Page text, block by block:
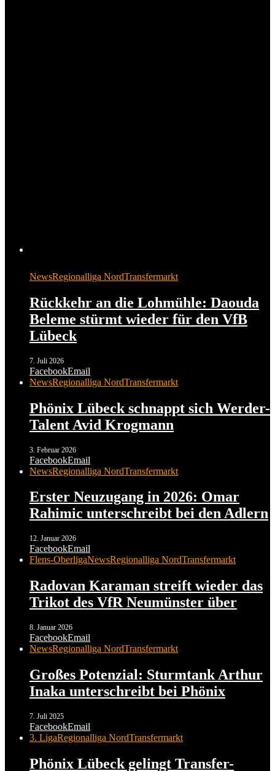
NewsRegionalliga NordTransfermarkt
Rückkehr an die Lohmühle: Daouda
Beleme stürmt wieder für den VfB
Lübeck
7. Juli 2026
FacebookEmail
NewsRegionalliga NordTransfermarkt
Phönix Lübeck schnappt sich Werder-
Talent Avid Krogmann
3. Februar 2026
FacebookEmail
NewsRegionalliga NordTransfermarkt
Erster Neuzugang in 2026: Omar
Rahimic unterschreibt bei den Adlern
12. Januar 2026
FacebookEmail
Flens-OberligaNewsRegionalliga NordTransfermarkt
Radovan Karaman streift wieder das
Trikot des VfR Neumünster über
8. Januar 2026
FacebookEmail
NewsRegionalliga NordTransfermarkt
Großes Potenzial: Sturmtank Arthur
Inaka unterschreibt bei Phönix
7. Juli 2025
FacebookEmail
3. LigaRegionalliga NordTransfermarkt
Phönix Lübeck gelingt Transfer-